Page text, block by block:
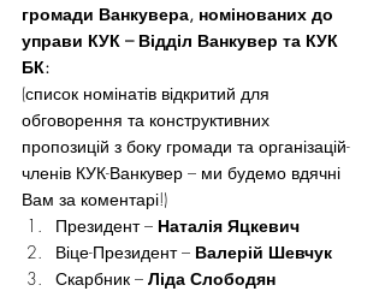
громади Ванкувера, номінованих до
управи КУК – Відділ Ванкувер та КУК
БК:
(список номінатів відкритий для
обговорення та конструктивних
пропозицій з боку громади та організацій-
членів КУК-Ванкувер – ми будемо вдячні
Вам за коментарі!)
Президент – Наталія Яцкевич
Віце-Президент – Валерій Шевчук
Скарбник – Ліда Слободян